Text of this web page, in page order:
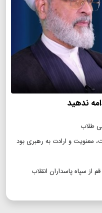
ندهید
طلاب
معنویت و ارادت به رهبری بود
سپاه پاسداران انقلاب